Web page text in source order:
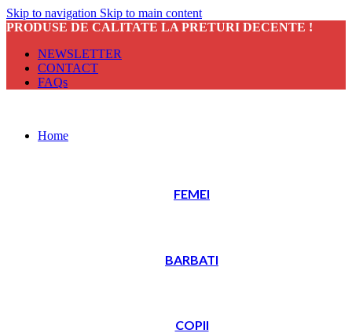
Skip to navigation Skip to main content
PRODUSE DE CALITATE LA PRETURI DECENTE !
NEWSLETTER
CONTACT
FAQs
Home
FEMEI
BARBATI
COPII